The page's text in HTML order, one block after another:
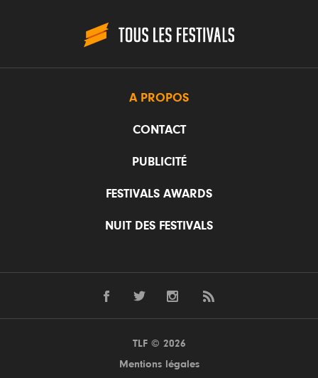
A PROPOS
CONTACT
PUBLICITÉ
FESTIVALS AWARDS
NUIT DES FESTIVALS
TLF © 2026
Mentions légales